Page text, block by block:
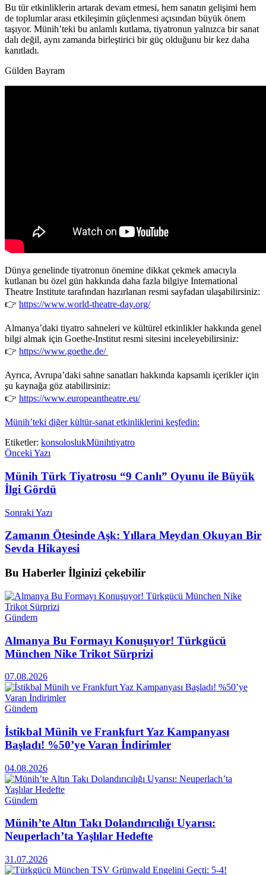
Bu tür etkinliklerin artarak devam etmesi, hem sanatın gelişimi hem
de toplumlar arası etkileşimin güçlenmesi açısından büyük önem
taşıyor. Münih’teki bu anlamlı kutlama, tiyatronun yalnızca bir sanat
dalı değil, aynı zamanda birleştirici bir güç olduğunu bir kez daha
kanıtladı.
Gülden Bayram
Dünya genelinde tiyatronun önemine dikkat çekmek amacıyla
kutlanan bu özel gün hakkında daha fazla bilgiye International
Theatre Institute tarafından hazırlanan resmi sayfadan ulaşabilirsiniz:
👉 https://www.world-theatre-day.org/
Almanya’daki tiyatro sahneleri ve kültürel etkinlikler hakkında genel
bilgi almak için Goethe-Institut resmi sitesini inceleyebilirsiniz:
👉 https://www.goethe.de/
Ayrıca, Avrupa’daki sahne sanatları hakkında kapsamlı içerikler için
şu kaynağa göz atabilirsiniz:
👉 https://www.europeantheatre.eu/
Münih’teki diğer kültür-sanat etkinliklerini keşfedin:
Etiketler: konsoloslukMünihtiyatro
Önceki Yazı
Münih Türk Tiyatrosu “9 Canlı” Oyunu ile Büyük
İlgi Gördü
Sonraki Yazı
Zamanın Ötesinde Aşk: Yıllara Meydan Okuyan Bir
Sevda Hikayesi
Bu Haberler İlginizi çekebilir
Gündem
Almanya Bu Formayı Konuşuyor! Türkgücü
München Nike Trikot Sürprizi
07.08.2026
Gündem
İstikbal Münih ve Frankfurt Yaz Kampanyası
Başladı! %50’ye Varan İndirimler
04.08.2026
Gündem
Münih’te Altın Takı Dolandırıcılığı Uyarısı:
Neuperlach’ta Yaşlılar Hedefte
31.07.2026